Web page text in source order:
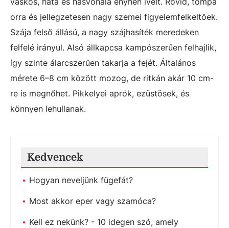
orra és jellegzetesen nagy szemei figyelemfelkeltőek.
Szája felső állású, a nagy szájhasíték meredeken
felfelé irányul. Alsó állkapcsa kampószerűen felhajlik,
így szinte álarcszerűen takarja a fejét. Általános
mérete 6–8 cm között mozog, de ritkán akár 10 cm-
re is megnőhet. Pikkelyei aprók, ezüstösek, és
könnyen lehullanak.
Kedvencek
Hogyan neveljünk fügefát?
Most akkor eper vagy szamóca?
Kell ez nekünk? - 10 idegen szó, amely